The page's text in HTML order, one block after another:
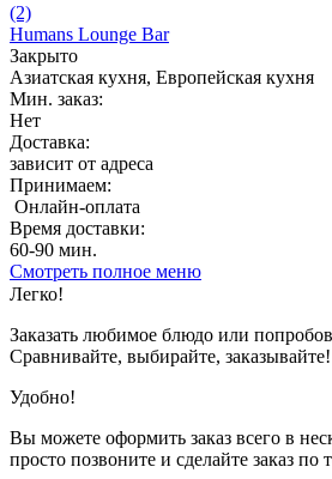
(2)
Humans Lounge Bar
Закрыто
Азиатская кухня, Европейская кухня
Мин. заказ:
Нет
Доставка:
зависит от адреса
Принимаем:
Онлайн-оплата
Время доставки:
60-90 мин.
Смотреть полное меню
Показано с 1 по 4 из 4 (всего 1 страниц)
Легко!
Заказать любимое блюдо или
Сравнивайте, выбирайте, заказывайте!
Удобно!
Вы можете оформить заказ всего в
просто позвоните и сделайте заказ по